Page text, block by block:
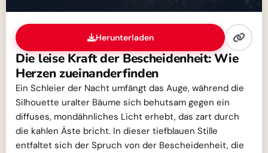
Herunterladen
Die leise Kraft der Bescheidenheit: Wie
Herzen zueinanderfinden
Ein Schleier der Nacht umfängt das Auge, während die
Silhouette uralter Bäume sich behutsam gegen ein
diffuses, mondähnliches Licht erhebt, das zart durch
die kahlen Äste bricht. In dieser tiefblauen Stille
entfaltet sich der Spruch von der Bescheidenheit, die